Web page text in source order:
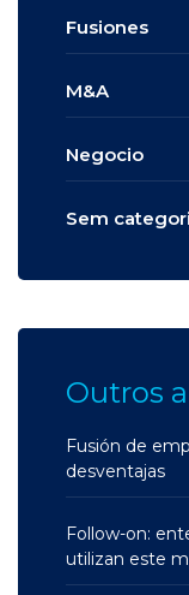
Fusiones
M&A
Negocio
Sem
Outros
Fusión de
desventajas
Follow-on:
utilizan este